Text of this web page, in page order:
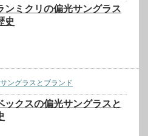
ンミクリの偏光サングラス
史
ングラスとブランド
ックスの偏光サングラスと